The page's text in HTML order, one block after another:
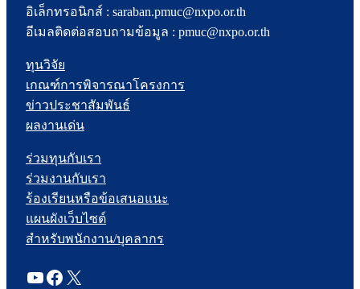
อิเล็กทรอนิกส์ : saraban.pmuc@nxpo.or.th
อีเมลติดต่อสอบถามข้อมูล : pmuc@nxpo.or.th
ทุนวิจัย
เกณฑ์การพิจารณาโครงการ
ข่าวประชาสัมพันธ์
ผลงานเด่น
ร่วมทุนกับเรา
ร่วมงานกับเรา
ร้องเรียนหรือข้อเสนอแนะ
แผนผังเว็บไซต์
สำหรับพนักงาน/บุคลากร
YouTube
Facebook
X